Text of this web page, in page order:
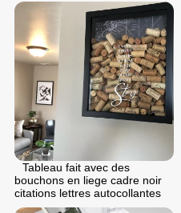
Tableau fait avec des
bouchons en liege cadre noir
citations lettres autocollantes